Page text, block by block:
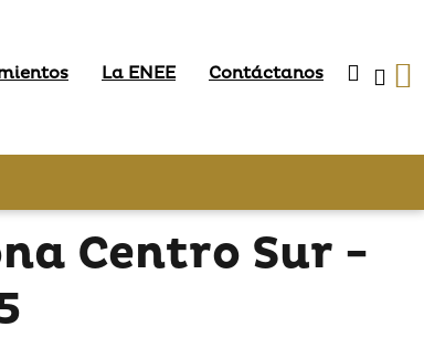
La ENEE Contáctanos
Centro Sur -